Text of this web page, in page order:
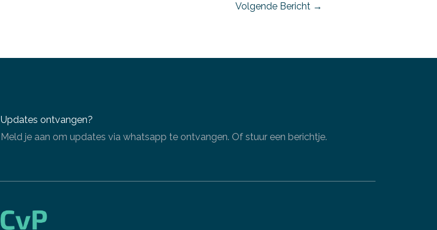
Volgende Bericht →
Updates ontvangen?
Meld je aan om updates via whatsapp te ontvangen. Of stuur een berichtje.